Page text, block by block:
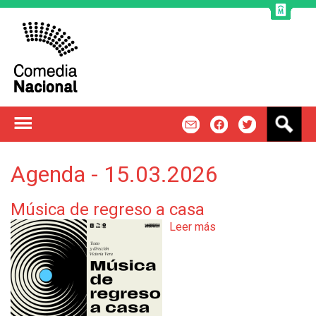
Agenda - 15.03.2026
Música de regreso a casa
Leer más
s